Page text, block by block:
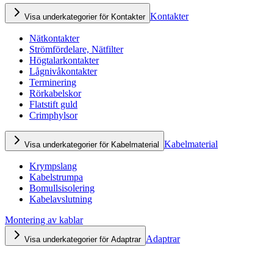
Visa underkategorier för Kontakter Kontakter
Nätkontakter
Strömfördelare, Nätfilter
Högtalarkontakter
Lågnivåkontakter
Terminering
Rörkabelskor
Flatstift guld
Crimphylsor
Visa underkategorier för Kabelmaterial Kabelmaterial
Krympslang
Kabelstrumpa
Bomullsisolering
Kabelavslutning
Montering av kablar
Visa underkategorier för Adaptrar Adaptrar